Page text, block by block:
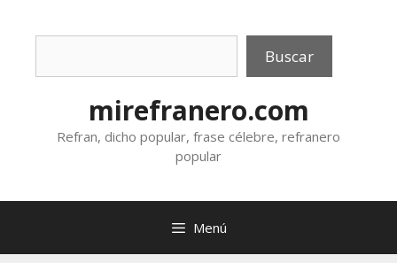
Buscar
mirefranero.com
Refran, dicho popular, frase célebre, refranero
popular
Menú